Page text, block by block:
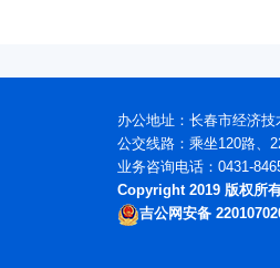
办公地址：长春市经济
公交线路：乘坐120路、
业务咨询电话：0431-
Copyright 2019 版权所
吉公网安备